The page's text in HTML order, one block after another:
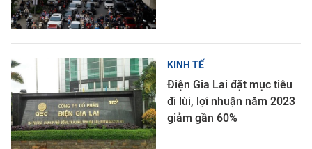
KINH TẾ
Điện Gia Lai đặt mục tiêu
đi lùi, lợi nhuận năm 2023
giảm gần 60%